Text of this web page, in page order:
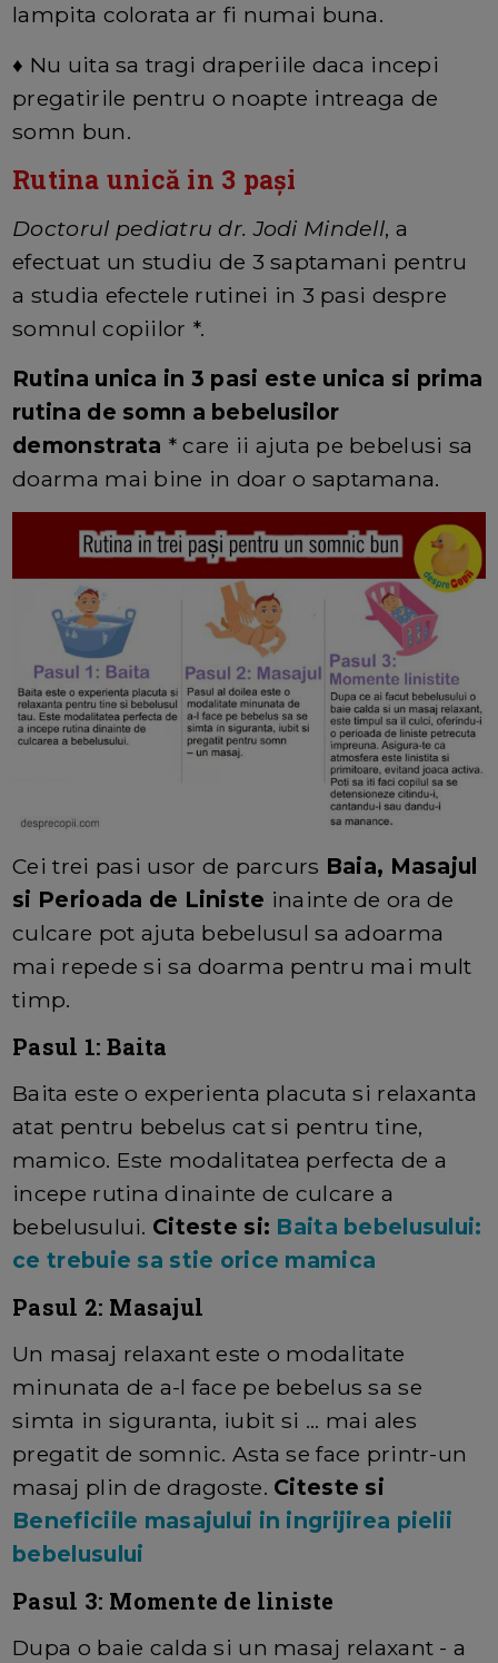
lampita colorata ar fi numai buna.
♦ Nu uita sa tragi draperiile daca incepi
pregatirile pentru o noapte intreaga de
somn bun.
Rutina unică in 3 pași
Doctorul pediatru dr. Jodi Mindell, a
efectuat un studiu de 3 saptamani pentru
a studia efectele rutinei in 3 pasi despre
somnul copiilor *.
Rutina unica in 3 pasi este unica si prima
rutina de somn a bebelusilor
demonstrata * care ii ajuta pe bebelusi sa
doarma mai bine in doar o saptamana.
Cei trei pasi usor de parcurs Baia, Masajul
si Perioada de Liniste inainte de ora de
culcare pot ajuta bebelusul sa adoarma
mai repede si sa doarma pentru mai mult
timp.
Pasul 1: Baita
Baita este o experienta placuta si relaxanta
atat pentru bebelus cat si pentru tine,
mamico. Este modalitatea perfecta de a
incepe rutina dinainte de culcare a
bebelusului. Citeste si: Baita bebelusului:
ce trebuie sa stie orice mamica
Pasul 2: Masajul
Un masaj relaxant este o modalitate
minunata de a-l face pe bebelus sa se
simta in siguranta, iubit si ... mai ales
pregatit de somnic. Asta se face printr-un
masaj plin de dragoste. Citeste si
Beneficiile masajului in ingrijirea pielii
bebelusului
Pasul 3: Momente de liniste
Dupa o baie calda si un masaj relaxant - a